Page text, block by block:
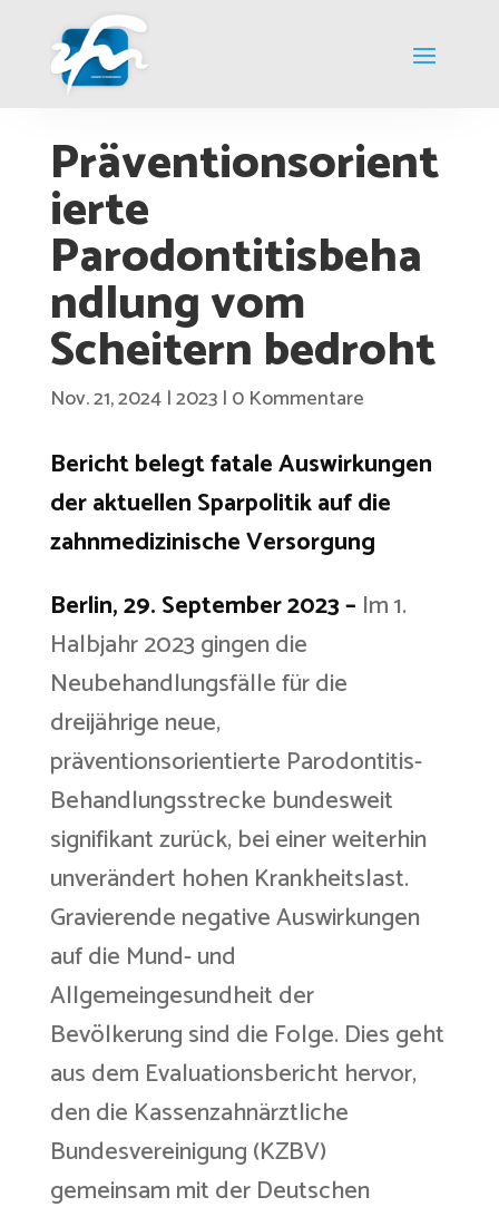
Präventionsorient
ierte
Parodontitisbeha
ndlung vom
Scheitern bedroht
Nov. 21, 2024|2023| 0 Kommentare
Bericht belegt fatale Auswirkungen
der aktuellen Sparpolitik auf die
zahnmedizinische Versorgung
Berlin, 29. September 2023 – Im 1.
Halbjahr 2023 gingen die
Neubehandlungsfälle für die
dreijährige neue,
präventionsorientierte Parodontitis-
Behandlungsstrecke bundesweit
signifikant zurück, bei einer weiterhin
unverändert hohen Krankheitslast.
Gravierende negative Auswirkungen
auf die Mund- und
Allgemeingesundheit der
Bevölkerung sind die Folge. Dies geht
aus dem Evaluationsbericht hervor,
den die Kassenzahnärztliche
Bundesvereinigung (KZBV)
gemeinsam mit der Deutschen